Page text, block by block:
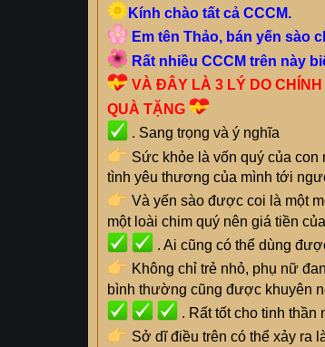
Kính chào tất cả CCCM.
Em tên Thảo, bán yến sào
Rất nhiều CCCM trên này
VÀ ĐÂY LÀ 3 LÝ DO
QUÀ TẶNG
. Sang trọng và ý nghĩa
Sức khỏe là vốn quý của
tình yêu thương của mình tới
Và yến sào được coi là một
một loài chim quý nên giá tiền
. Ai cũng có thể dùng
Không chỉ trẻ nhỏ, phụ nữ
bình thường cũng được khuyên
. Rất tốt cho tinh thần
Sở dĩ điều trên có thể xảy ra